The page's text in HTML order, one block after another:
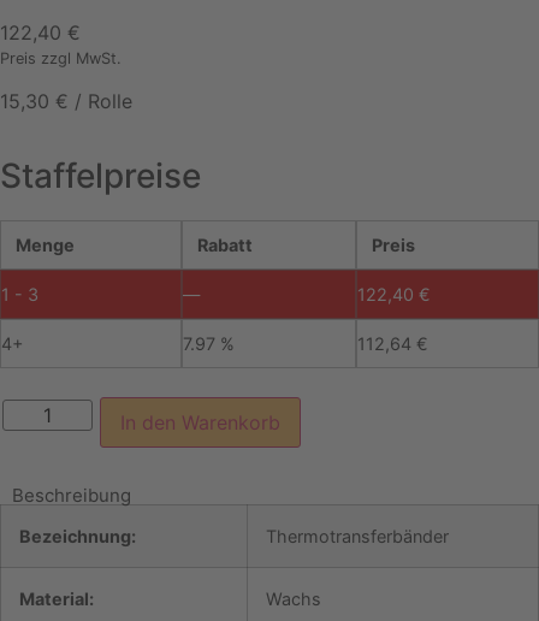
122,40 €
Preis zzgl MwSt.
15,30 € / Rolle
Staffelpreise
Menge Rabatt Preis
1 - 3 — 122,40 €
4+ 7.97 % 112,64 €
Thermotransferbänder
schwarz
600lfm.,
Wachs
Rollen/VE),
14,08
In den Warenkorb
Beschreibung
Bezeichnung: Thermotransferbänder
Material: Wachs